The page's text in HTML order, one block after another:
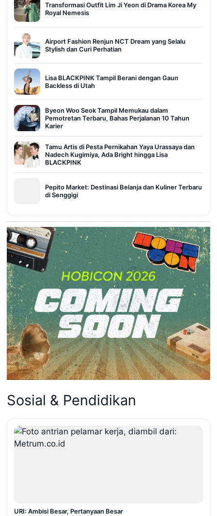
Transformasi Outfit Lim Ji Yeon di Drama Korea My
Royal Nemesis
Airport Fashion Renjun NCT Dream yang Selalu
Stylish dan Curi Perhatian
Lisa BLACKPINK Tampil Berani dengan Gaun
Backless di Utah
Byeon Woo Seok Tampil Memukau dalam
Pemotretan Terbaru, Bahas Perjalanan 10 Tahun
Karier
Tamu Artis di Pesta Pernikahan Yaya Urassaya dan
Nadech Kugimiya, Ada Bright hingga Lisa
BLACKPINK
Pepito Market: Destinasi Belanja dan Kuliner Terbaru
di Senggigi
Sosial & Pendidikan
URI: Ambisi Besar, Pertanyaan Besar